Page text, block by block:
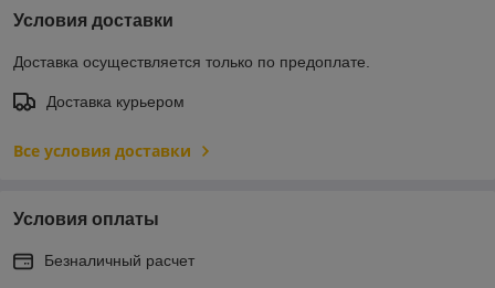
Условия доставки
Доставка осуществляется только по предоплате.
Доставка курьером
Все условия доставки
Условия оплаты
Безналичный расчет